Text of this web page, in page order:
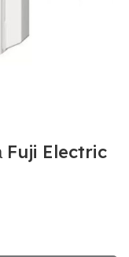
Fuji Electric